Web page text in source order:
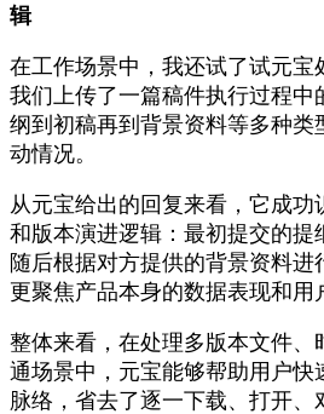
辑
在工作场景中，我还试了试元宝
我们上传了一篇稿件执行过程中
纲到初稿再到背景资料等多种类
动情况。
从元宝给出的回复来看，它成
和版本演进逻辑：最初提交的提
随后根据对方提供的背景资料进
更聚焦产品本身的数据表现和用
整体来看，在处理多版本文件、
通场景中，元宝能够帮助用户快
脉络，省去了逐一下载、打开、